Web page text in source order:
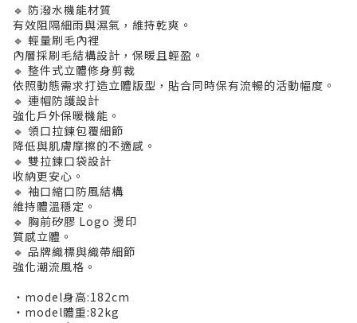
🔹 防潑水機能材質
有效阻隔細雨與濕氣，維持乾爽。
🔹 輕量刷毛內裡
內層採刷毛結構設計，保暖且輕盈。
🔹 整件式立體修身剪裁
依照動態需求打造立體版型，貼合同時保有流暢的活動幅度。
🔹 連帽防護設計
強化戶外保暖機能。
🔹 領口拉鍊包覆細節
降低與肌膚摩擦的不適感。
🔹 雙拉鍊口袋設計
收納更安心。
🔹 袖口縮口防風結構
維持體溫穩定。
🔹 胸前矽膠 Logo 燙印
質感立體。
🔹 品牌織標與織帶細節
強化潮流風格。
・model身高:182cm
・model體重:82kg